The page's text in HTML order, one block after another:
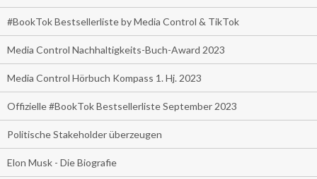
#BookTok Bestsellerliste by Media Control & TikTok
Media Control Nachhaltigkeits-Buch-Award 2023
Media Control Hörbuch Kompass 1. Hj. 2023
Offizielle #BookTok Bestsellerliste September 2023
Politische Stakeholder überzeugen
Elon Musk - Die Biografie